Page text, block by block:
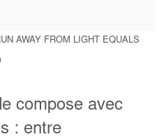
AWAY FROM LIGHT EQUALS
compose avec
: entre